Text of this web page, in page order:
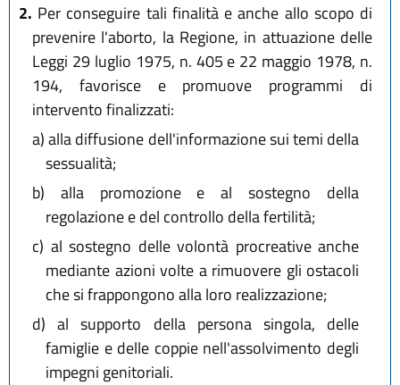
2. Per conseguire tali finalità e anche allo scopo di
prevenire l'aborto, la Regione, in attuazione delle
Leggi 29 luglio 1975, n. 405 e 22 maggio 1978, n.
194, favorisce e promuove programmi di
intervento finalizzati:
a)alla diffusione dell'informazione sui temi della
sessualità;
b) alla promozione e al sostegno della
regolazione e del controllo della fertilità;
c) al sostegno delle volontà procreative anche
mediante azioni volte a rimuovere gli ostacoli
che si frappongono alla loro realizzazione;
d) al supporto della persona singola, delle
famiglie e delle coppie nell'assolvimento degli
impegni genitoriali.